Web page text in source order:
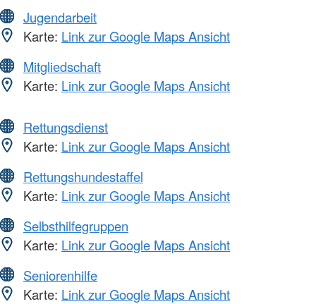
Jugendarbeit
Karte: Link zur Google Maps Ansicht
Mitgliedschaft
Karte: Link zur Google Maps Ansicht
Rettungsdienst
Karte: Link zur Google Maps Ansicht
Rettungshundestaffel
Karte: Link zur Google Maps Ansicht
Selbsthilfegruppen
Karte: Link zur Google Maps Ansicht
Seniorenhilfe
Karte: Link zur Google Maps Ansicht